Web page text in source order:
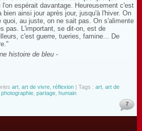
espérait davantage. Heureusement c'est
bien ainsi jour après jour, jusqu'à l'hiver. On
au juste, on ne sait pas. On s'alimente
pas. L'important, se dit-on, est de
c'est guerre, tueries, famine... De
histoire de bleu -
art art de vivre réflexion | Tags : art art de
photographie partage humain
7